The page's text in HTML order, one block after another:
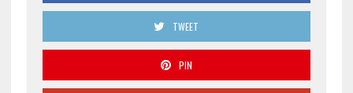
TWEET
PIN